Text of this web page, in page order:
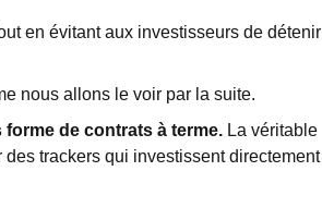
en évitant aux investisseurs de détenir
nous allons le voir par la suite.
de contrats à terme. La véritable
trackers qui investissent directement